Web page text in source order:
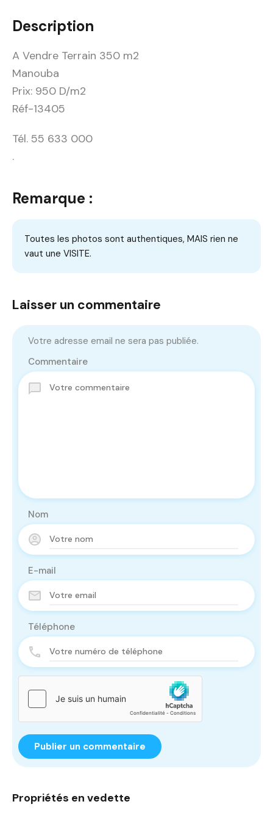
Description
A Vendre Terrain 350 m2
Manouba
Prix: 950 D/m2
Réf-13405
Tél. 55 633 000
.
Remarque :
Toutes les photos sont authentiques, MAIS rien ne
vaut une VISITE.
Laisser un commentaire
Votre adresse email ne sera pas publiée.
Commentaire
Nom
E-mail
Téléphone
Propriétés en vedette